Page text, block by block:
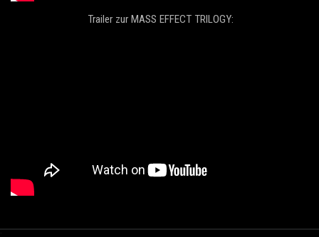
Trailer zur MASS EFFECT TRILOGY:
.